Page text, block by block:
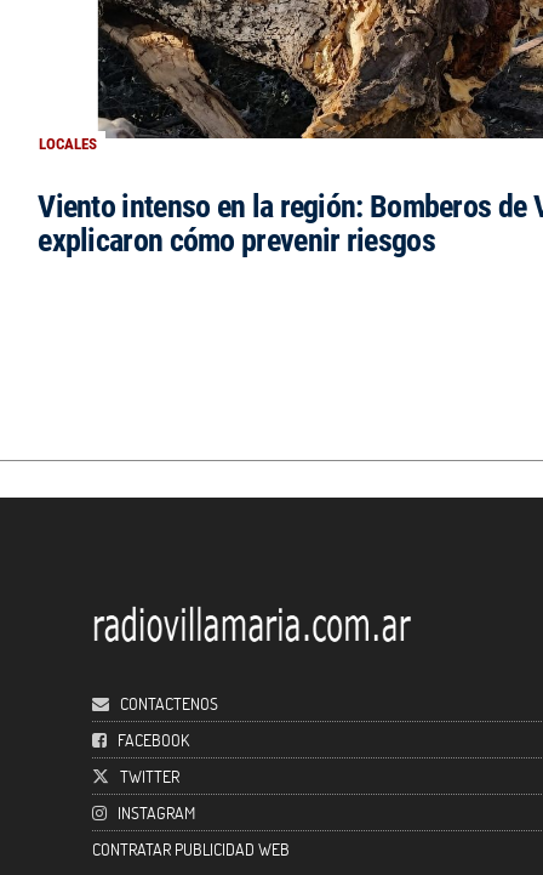
LOCALES
Viento intenso en la región: Bomberos de
explicaron cómo prevenir riesgos
CONTACTENOS
FACEBOOK
TWITTER
INSTAGRAM
CONTRATAR PUBLICIDAD WEB